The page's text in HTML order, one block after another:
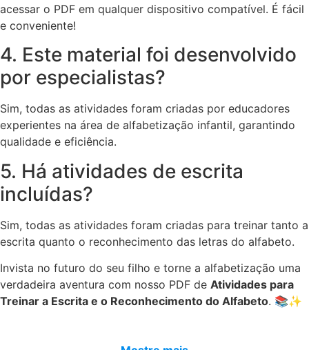
acessar o PDF em qualquer dispositivo compatível. É fácil
e conveniente!
4. Este material foi desenvolvido
por especialistas?
Sim, todas as atividades foram criadas por educadores
experientes na área de alfabetização infantil, garantindo
qualidade e eficiência.
5. Há atividades de escrita
incluídas?
Sim, todas as atividades foram criadas para treinar tanto a
escrita quanto o reconhecimento das letras do alfabeto.
Invista no futuro do seu filho e torne a alfabetização uma
verdadeira aventura com nosso PDF de Atividades para
Treinar a Escrita e o Reconhecimento do Alfabeto. 📚✨